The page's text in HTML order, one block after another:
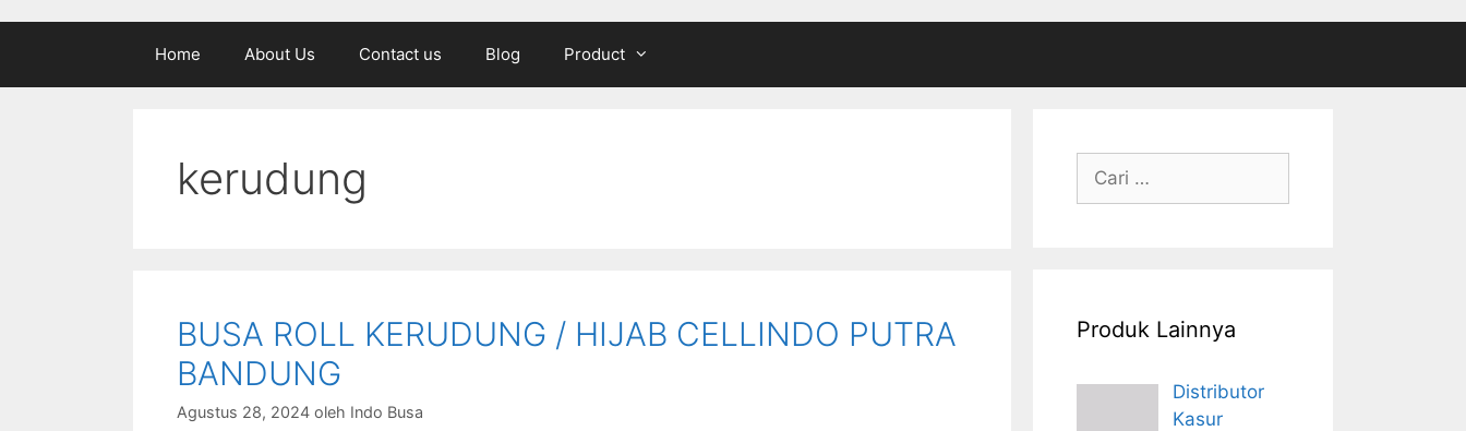
Home About Us Contact us Blog Product
kerudung
BUSA ROLL KERUDUNG / HIJAB CELLINDO PUTRA
BANDUNG
Agustus 28, 2024 oleh Indo Busa
Cari
Produk Lainnya
Distributor
Kasur